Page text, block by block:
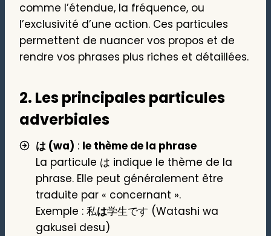
comme l’étendue, la fréquence, ou
l’exclusivité d’une action. Ces particules
permettent de nuancer vos propos et de
rendre vos phrases plus riches et détaillées.
2. Les principales particules
adverbiales
は (wa) : le thème de la phrase
La particule は indique le thème de la
phrase. Elle peut généralement être
traduite par « concernant ».
Exemple : 私は学生です (Watashi wa
gakusei desu)